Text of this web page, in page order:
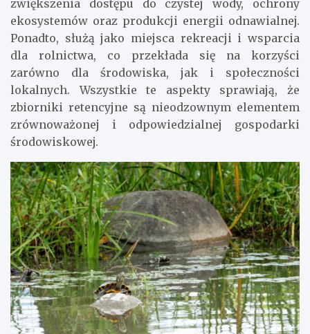
zwiększenia dostępu do czystej wody, ochrony
ekosystemów oraz produkcji energii odnawialnej.
Ponadto, służą jako miejsca rekreacji i wsparcia
dla rolnictwa, co przekłada się na korzyści
zarówno dla środowiska, jak i społeczności
lokalnych. Wszystkie te aspekty sprawiają, że
zbiorniki retencyjne są nieodzownym elementem
zrównoważonej i odpowiedzialnej gospodarki
środowiskowej.